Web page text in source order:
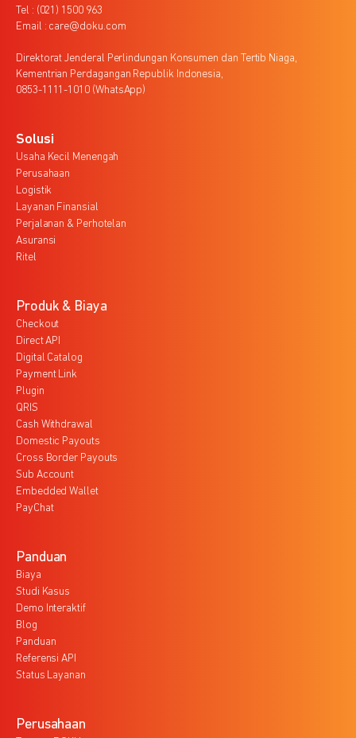
Tel : (021) 1500 963
Email : care@doku.com
Direktorat Jenderal Perlindungan Konsumen dan Tertib Niaga,
Kementrian Perdagangan Republik Indonesia,
0853-1111-1010 (WhatsApp)
Solusi
Usaha Kecil Menengah
Perusahaan
Logistik
Layanan Finansial
Perjalanan & Perhotelan
Asuransi
Ritel
Produk & Biaya
Checkout
Direct API
Digital Catalog
Payment Link
Plugin
QRIS
Cash Withdrawal
Domestic Payouts
Cross Border Payouts
Sub Account
Embedded Wallet
PayChat
Panduan
Biaya
Studi Kasus
Demo Interaktif
Blog
Panduan
Referensi API
Status Layanan
Perusahaan